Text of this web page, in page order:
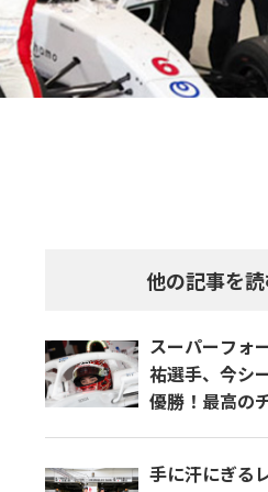
他の記事を
スーパーフォ
祐選手、今シ
優勝！最高の
手に汗にぎる